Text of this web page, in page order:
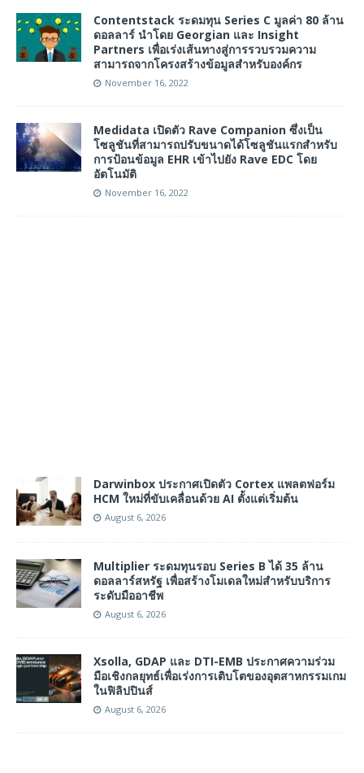
Contentstack ระดมทุน Series C มูลค่า 80 ล้าน
ดอลลาร์ นำโดย Georgian และ Insight
Partners เพื่อเร่งเส้นทางสู่การรวบรวมความ
สามารถจากโครงสร้างข้อมูลสำหรับองค์กร
November 16, 2022
Medidata เปิดตัว Rave Companion ซึ่งเป็น
โซลูชันที่สามารถปรับขนาดได้โซลูชันแรกสำหรับ
การป้อนข้อมูล EHR เข้าไปยัง Rave EDC โดย
อัตโนมัติ
November 16, 2022
Darwinbox ประกาศเปิดตัว Cortex แพลตฟอร์ม
HCM ใหม่ที่ขับเคลื่อนด้วย AI ตั้งแต่เริ่มต้น
August 6, 2026
Multiplier ระดมทุนรอบ Series B ได้ 35 ล้าน
ดอลลาร์สหรัฐ เพื่อสร้างโมเดลใหม่สำหรับบริการ
ระดับมืออาชีพ
August 6, 2026
Xsolla, GDAP และ DTI-EMB ประกาศความร่วม
มือเชิงกลยุทธ์เพื่อเร่งการเติบโตของอุตสาหกรรมเกม
ในฟิลิปปินส์
August 6, 2026